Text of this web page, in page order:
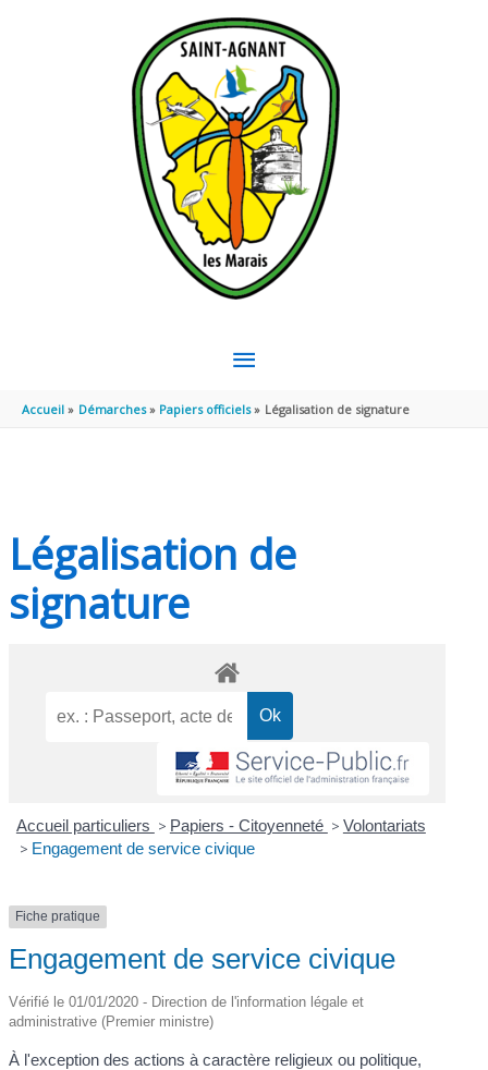
MENU
PRINCIPAL
Accueil Démarches Papiers officiels Légalisation de signature
Légalisation de
signature
Accueil particuliers > Papiers - Citoyenneté > Volontariats
> Engagement de service civique
Fiche pratique
Engagement de service civique
Vérifié le 01/01/2020 - Direction de l'information légale et
administrative (Premier ministre)
À l'exception des actions à caractère religieux ou politique,